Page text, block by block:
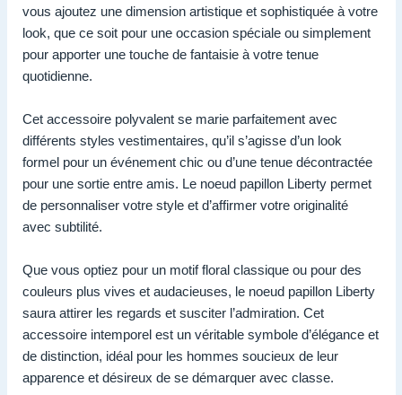
vous ajoutez une dimension artistique et sophistiquée à votre
look, que ce soit pour une occasion spéciale ou simplement
pour apporter une touche de fantaisie à votre tenue
quotidienne.
Cet accessoire polyvalent se marie parfaitement avec
différents styles vestimentaires, qu’il s’agisse d’un look
formel pour un événement chic ou d’une tenue décontractée
pour une sortie entre amis. Le noeud papillon Liberty permet
de personnaliser votre style et d’affirmer votre originalité
avec subtilité.
Que vous optiez pour un motif floral classique ou pour des
couleurs plus vives et audacieuses, le noeud papillon Liberty
saura attirer les regards et susciter l’admiration. Cet
accessoire intemporel est un véritable symbole d’élégance et
de distinction, idéal pour les hommes soucieux de leur
apparence et désireux de se démarquer avec classe.